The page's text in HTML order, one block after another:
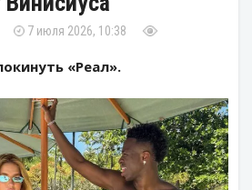
7 июля 2026, 10:38
«Реал».